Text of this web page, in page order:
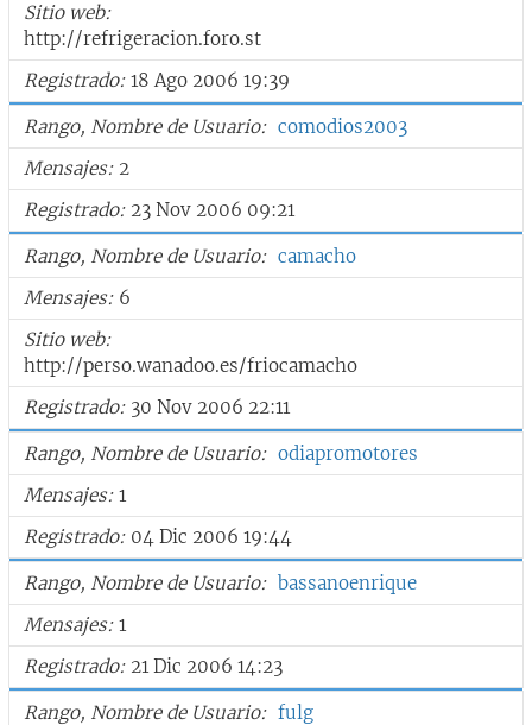
Sitio web
http://refrigeracion.foro.st
Registrado 18 Ago 2006 19:39
Rango, Nombre de Usuario
comodios2003
Mensajes 2
Registrado 23 Nov 2006 09:21
Rango, Nombre de Usuario
camacho
Mensajes 6
Sitio web
http://perso.wanadoo.es/friocamacho
Registrado 30 Nov 2006 22:11
Rango, Nombre de Usuario
odiapromotores
Mensajes 1
Registrado 04 Dic 2006 19:44
Rango, Nombre de Usuario
bassanoenrique
Mensajes 1
Registrado 21 Dic 2006 14:23
Rango, Nombre de Usuario
fulg